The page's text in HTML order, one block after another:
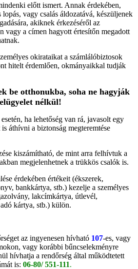
előtt ismert. Annak érdekében,
vagy csalás áldozatává, készüljenek
akiknek érkezéséről az
vagy a címen hagyott értesítőn megadott
okirataikat a számlálóbiztosok
hitelt érdemlően, okmányaikkal tudják
be otthonukba, soha ne hagyják
nélkül!
ha lehetőség van rá, javasolt egy
áthívni a biztonság megteremtése
kiszámítható, de mint arra felhívtuk a
megjelenhetnek a trükkös csalók is.
érdekében értékeit (ékszerek,
bankkártya, stb.) kezelje a személyes
lakcímkártya, útlevél,
kártya, stb.) külön.
az ingyenesen hívható 107-es, vagy
vagy korábbi bűncselekményre
hívhatja a rendőrség által működtetett
is: 06-80/ 551-111.